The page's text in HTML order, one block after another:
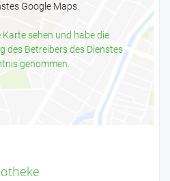
Google Maps.
sehen und habe die
des Betreibers des Dienstes
genommen.